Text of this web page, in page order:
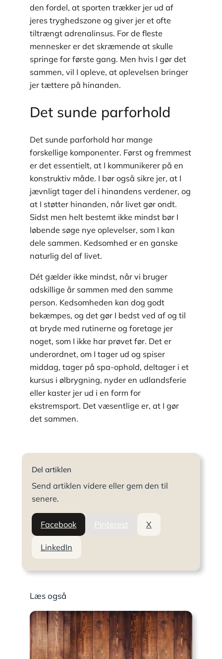
den fordel, at sporten trækker jer ud af
jeres tryghedszone og giver jer et ofte
tiltrængt adrenalinsus. For de fleste
mennesker er det skræmende at skulle
springe for første gang. Men hvis I gør det
sammen, vil I opleve, at oplevelsen bringer
jer tættere på hinanden.
Det sunde parforhold
Det sunde parforhold har mange
forskellige komponenter. Først og fremmest
er det essentielt, at I kommunikerer på en
konstruktiv måde. I bør også sikre jer, at I
jævnligt tager del i hinandens verdener, og
at I støtter hinanden, når livet gør ondt.
Sidst men helt bestemt ikke mindst bør I
løbende søge nye oplevelser, som I kan
dele sammen. Kedsomhed er en ganske
naturlig del af livet.
Dét gælder ikke mindst, når vi bruger
adskillige år sammen med den samme
person. Kedsomheden kan dog godt
bekæmpes, og det gør I bedst ved af og til
at bryde med rutinerne og foretage jer
noget, som I ikke har prøvet før. Det er
underordnet, om I tager ud og spiser
middag, tager på spa-ophold, deltager i et
kursus i ølbrygning, nyder en udlandsferie
eller kaster jer ud i en form for
ekstremsport. Det væsentlige er, at I gør
det sammen.
Del artiklen
Send artiklen videre eller gem den til
senere.
Facebook Pinterest X
LinkedIn
Læs også